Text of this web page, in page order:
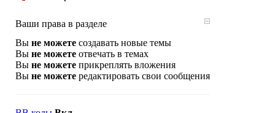
Ваши права в разделе
Вы не можете создавать новые темы
Вы не можете отвечать в темах
Вы не можете прикреплять вложения
Вы не можете редактировать свои сообщения